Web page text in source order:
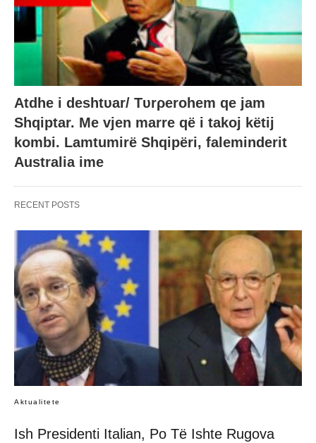
Atdhe i deshtυar/ Tυrρerohem qe jam
Shqiptar. Me vjen marre që i takoj këtij
kombi. Lamtumirë Shqipëri, faleminderit
Australia ime
RECENT POSTS
Aktualitete
Ish Presidenti Italian, Po Të Ishte Rugova